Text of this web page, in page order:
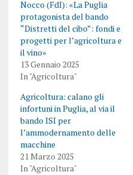
Nocco (FdI): «La Puglia
protagonista del bando
“Distretti del cibo”: fondi e
progetti per l’agricoltura e
il vino»
13 Gennaio 2025
In "Agricoltura"
Agricoltura: calano gli
infortuni in Puglia, al via il
bando ISI per
l’ammodernamento delle
macchine
21 Marzo 2025
In "Agricoltura"